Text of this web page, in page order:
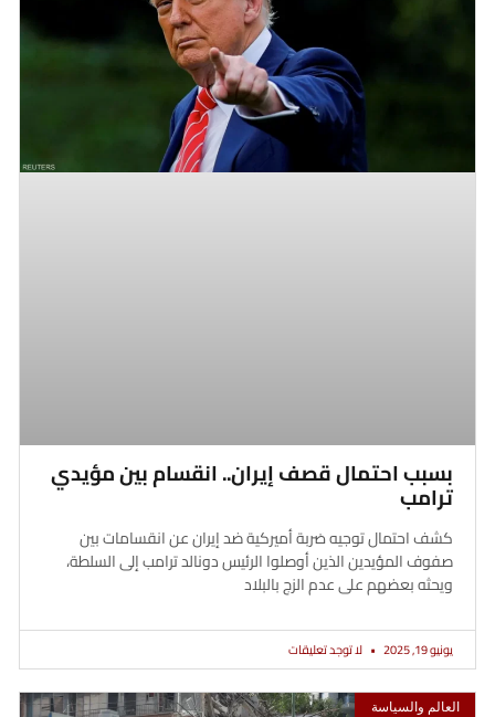
بسبب احتمال قصف إيران.. انقسام بين مؤيدي
ترامب
كشف احتمال توجيه ضربة أميركية ضد إيران عن انقسامات بين
صفوف المؤيدين الذين أوصلوا الرئيس دونالد ترامب إلى السلطة،
ويحثه بعضهم على عدم الزج بالبلاد
يونيو 19, 2025 لا توجد تعليقات
العالم والسياسة